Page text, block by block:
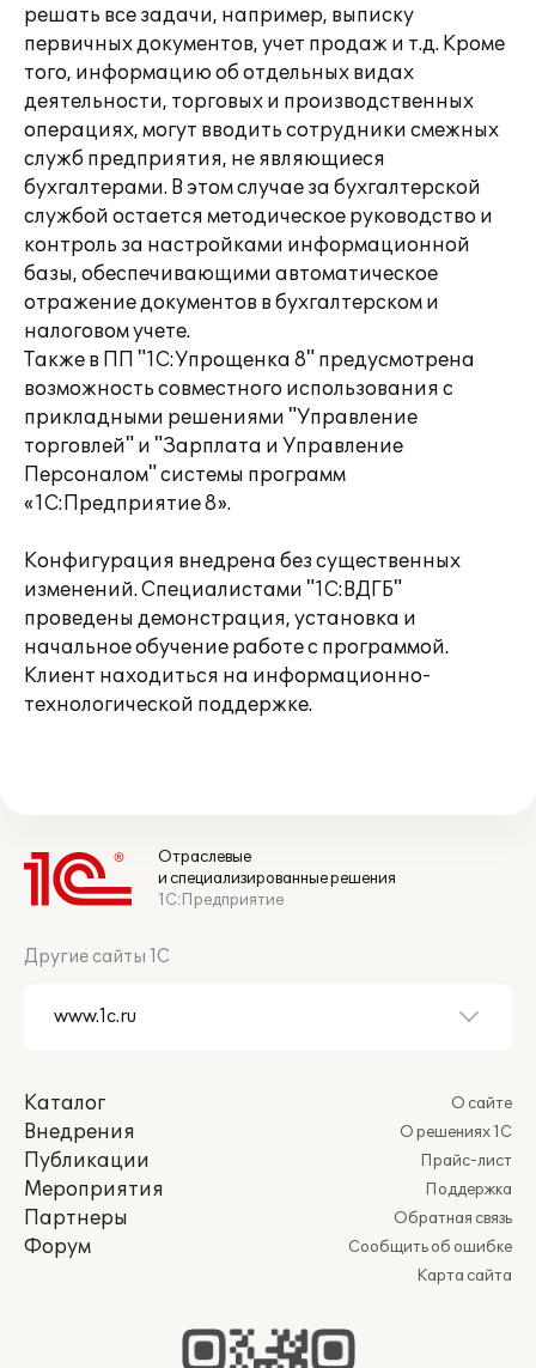
решать все задачи, например, выписку
первичных документов, учет продаж и т.д. Кроме
того, информацию об отдельных видах
деятельности, торговых и производственных
операциях, могут вводить сотрудники смежных
служб предприятия, не являющиеся
бухгалтерами. В этом случае за бухгалтерской
службой остается методическое руководство и
контроль за настройками информационной
базы, обеспечивающими автоматическое
отражение документов в бухгалтерском и
налоговом учете.
Также в ПП "1С:Упрощенка 8" предусмотрена
возможность совместного использования с
прикладными решениями "Управление
торговлей" и "Зарплата и Управление
Персоналом" системы программ
«1С:Предприятие 8».
Конфигурация внедрена без существенных
изменений. Специалистами "1С:ВДГБ"
проведены демонстрация, установка и
начальное обучение работе с программой.
Клиент находиться на информационно-
технологической поддержке.
Отраслевые
и специализированные решения
1С:Предприятие
Другие сайты 1С
Каталог
Внедрения
Публикации
Мероприятия
Партнеры
Форум
О сайте
О решениях 1С
Прайс-лист
Поддержка
Обратная связь
Сообщить об ошибке
Карта сайта